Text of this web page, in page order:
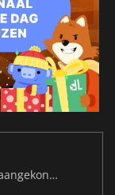
Stellar Blade Blood Rain: alles tot nu toe aangekondigd